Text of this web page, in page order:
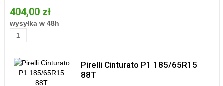
404,00 zł
wysyłka w 48h
Pirelli Cinturato P1 185/65R15
88T